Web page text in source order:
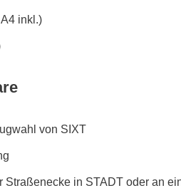
inkl.)
von SIXT
Straßenecke in STADT oder an